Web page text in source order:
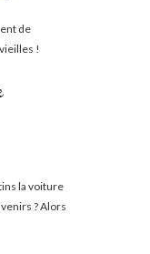
de
!
la voiture
? Alors